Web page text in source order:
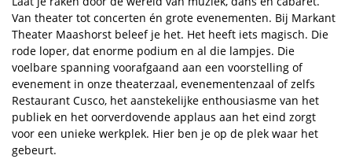
Van theater tot concerten én grote evenementen. Bij Markant
Theater Maashorst beleef je het. Het heeft iets magisch. Die
rode loper, dat enorme podium en al die lampjes. Die
voelbare spanning voorafgaand aan een voorstelling of
evenement in onze theaterzaal, evenementenzaal of zelfs
Restaurant Cusco, het aanstekelijke enthousiasme van het
publiek en het oorverdovende applaus aan het eind zorgt
voor een unieke werkplek. Hier ben je op de plek waar het
gebeurt.